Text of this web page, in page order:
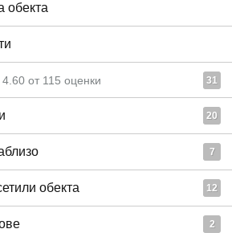
обекта
4.60 от 115 оценки 31
20
7
обекта 12
2